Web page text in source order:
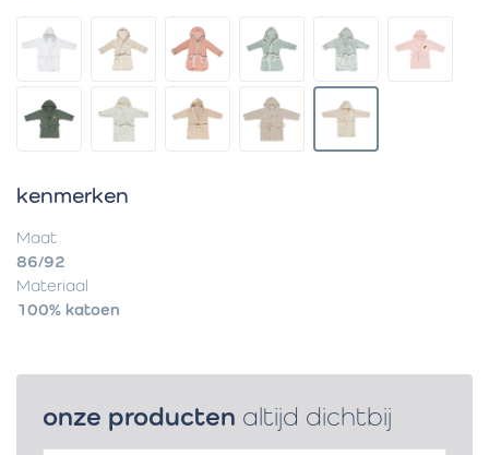
kenmerken
Maat
86/92
Materiaal
100% katoen
onze producten altijd dichtbij